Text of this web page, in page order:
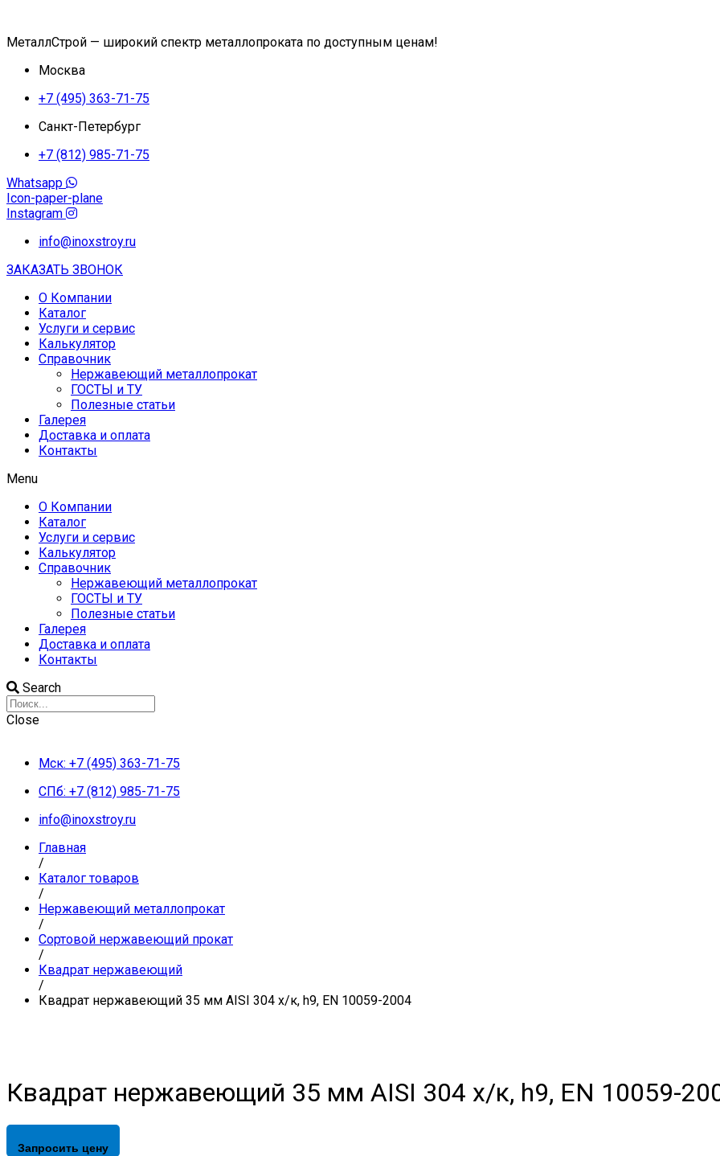
МеталлСтрой — широкий спектр металлопроката по доступным ценам!
Москва
+7 (495) 363-71-75
Санкт-Петербург
+7 (812) 985-71-75
Whatsapp
Icon-paper-plane
Instagram
info@inoxstroy.ru
ЗАКАЗАТЬ ЗВОНОК
О Компании
Каталог
Услуги и сервис
Калькулятор
Справочник
Нержавеющий металлопрокат
ГОСТЫ и ТУ
Полезные статьи
Галерея
Доставка и оплата
Контакты
Menu
О Компании
Каталог
Услуги и сервис
Калькулятор
Справочник
Нержавеющий металлопрокат
ГОСТЫ и ТУ
Полезные статьи
Галерея
Доставка и оплата
Контакты
Search
Close
Мск: +7 (495) 363-71-75
СПб: +7 (812) 985-71-75
info@inoxstroy.ru
Главная
/
Каталог товаров
/
Нержавеющий металлопрокат
/
Сортовой нержавеющий прокат
/
Квадрат нержавеющий
/
Квадрат нержавеющий 35 мм AISI 304 х/к, h9, EN 10059-2004
Квадрат нержавеющий 35 мм AISI 304 х/к, h9, EN 10059-
Запросить цену